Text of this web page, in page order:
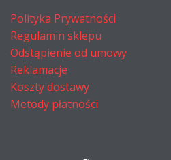
Polityka Prywatności
Regulamin sklepu
Odstąpienie od umowy
Reklamacje
Koszty dostawy
Metody płatności